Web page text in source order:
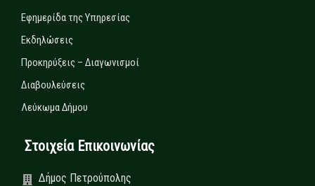
Εφημερίδα της Υπηρεσίας
Εκδηλώσεις
Προκηρύξεις – Διαγωνισμοί
Διαβουλεύσεις
Λεύκωμα Δήμου
Στοιχεία Επικοινωνίας
Δήμος Πετρούπολης